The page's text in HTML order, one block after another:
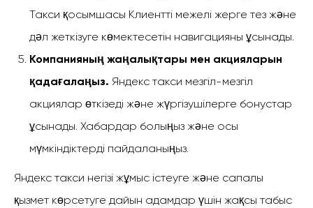
Такси қосымшасы Клиентті межелі жерге тез және
дәл жеткізуге көмектесетін навигацияны ұсынады.
Компанияның жаңалықтары мен акцияларын
қадағалаңыз. Яндекс такси мезгіл-мезгіл
акциялар өткізеді және жүргізушілерге бонустар
ұсынады. Хабардар болыңыз және осы
мүмкіндіктерді пайдаланыңыз.
Яндекс такси негізі жұмыс істеуге және сапалы
қызмет көрсетуге дайын адамдар үшін жақсы табыс